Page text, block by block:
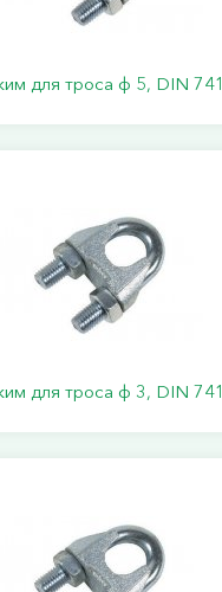
для троса ф 5, DIN 741
для троса ф 3, DIN 741